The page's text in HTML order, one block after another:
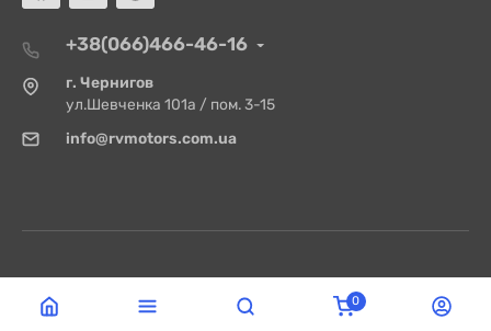
+38(066)466-46-16
г. Чернигов
ул.Шевченка 101а / пом. 3-15
info@rvmotors.com.ua
0